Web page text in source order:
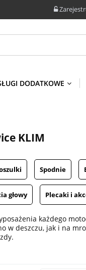
DODATKOWE
KLIM
Spodnie
głowy Plecaki i
każdego
w deszczu, jak i na